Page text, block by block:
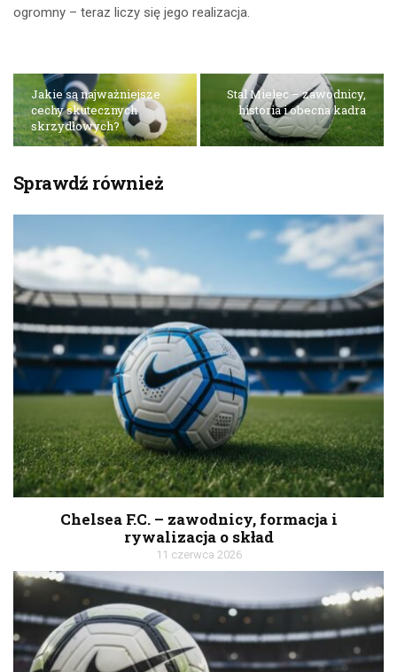
ogromny – teraz liczy się jego realizacja.
Jakie są najważniejsze
cechy skutecznych
skrzydłowych?
Stal Mielec – zawodnicy,
historia i obecna kadra
Sprawdź również
Chelsea F.C. – zawodnicy, formacja i
rywalizacja o skład
11 czerwca 2026